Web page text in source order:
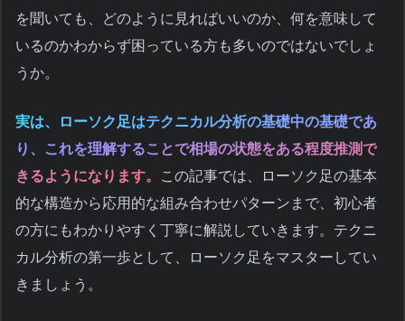
を聞いても、どのように見ればいいのか、何を意味して
いるのかわからず困っている方も多いのではないでしょ
うか。
実は、ローソク足はテクニカル分析の基礎中の基礎であ
り、これを理解することで相場の状態をある程度推測で
きるようになります。
この記事では、ローソク足の基本
的な構造から応用的な組み合わせパターンまで、初心者
の方にもわかりやすく丁寧に解説していきます。テクニ
カル分析の第一歩として、ローソク足をマスターしてい
きましょう。